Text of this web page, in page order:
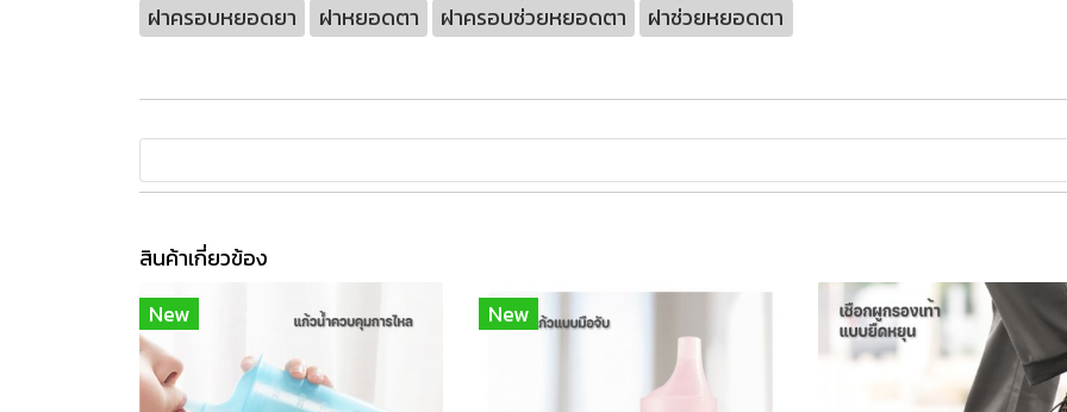
ฝาครอบหยอดยา ฝาหยอดตา ฝาครอบช่วยหยอดตา ฝาช่วยหยอดตา
สินค้าเกี่ยวข้อง
New
New